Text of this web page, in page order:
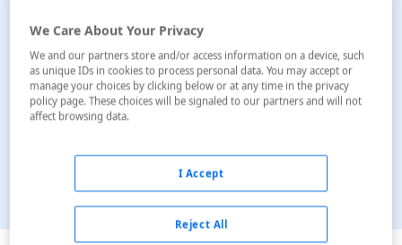
Ver en el mapa
We Care About Your Privacy
We and our partners store and/or access information on a device, such
as unique IDs in cookies to process personal data. You may accept or
manage your choices by clicking below or at any time in the privacy
policy page. These choices will be signaled to our partners and will not
affect browsing data.
Reject All
I Accept